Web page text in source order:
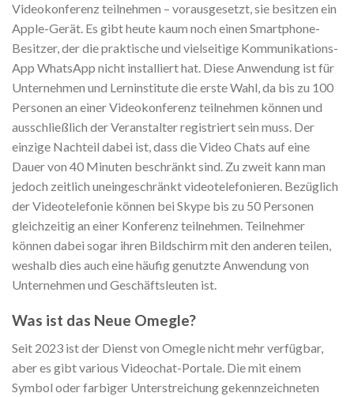
Videokonferenz teilnehmen – vorausgesetzt, sie besitzen ein
Apple-Gerät. Es gibt heute kaum noch einen Smartphone-
Besitzer, der die praktische und vielseitige Kommunikations-
App WhatsApp nicht installiert hat. Diese Anwendung ist für
Unternehmen und Lerninstitute die erste Wahl, da bis zu 100
Personen an einer Videokonferenz teilnehmen können und
ausschließlich der Veranstalter registriert sein muss. Der
einzige Nachteil dabei ist, dass die Video Chats auf eine
Dauer von 40 Minuten beschränkt sind. Zu zweit kann man
jedoch zeitlich uneingeschränkt videotelefonieren. Bezüglich
der Videotelefonie können bei Skype bis zu 50 Personen
gleichzeitig an einer Konferenz teilnehmen. Teilnehmer
können dabei sogar ihren Bildschirm mit den anderen teilen,
weshalb dies auch eine häufig genutzte Anwendung von
Unternehmen und Geschäftsleuten ist.
Was ist das Neue Omegle?
Seit 2023 ist der Dienst von Omegle nicht mehr verfügbar,
aber es gibt various Videochat-Portale. Die mit einem
Symbol oder farbiger Unterstreichung gekennzeichneten